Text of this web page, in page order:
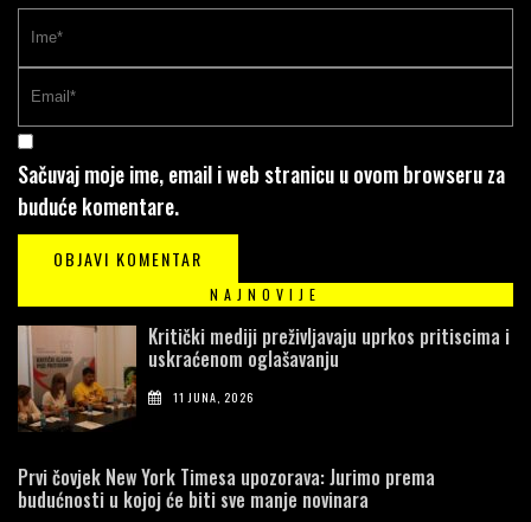
Sačuvaj moje ime, email i web stranicu u ovom browseru za
buduće komentare.
NAJNOVIJE
Kritički mediji preživljavaju uprkos pritiscima i
uskraćenom oglašavanju
11 JUNA, 2026
Prvi čovjek New York Timesa upozorava: Jurimo prema
budućnosti u kojoj će biti sve manje novinara